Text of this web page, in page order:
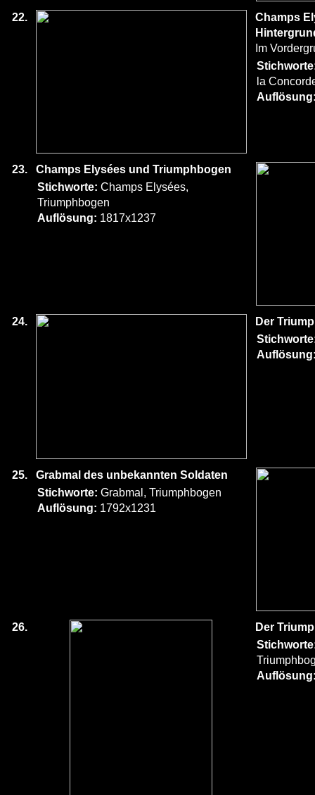
22.
Champs
Im
la
23.
Champs Elysées und Triumphbogen
Stichworte:Champs Elysées,
Triumphbogen
Auflösung: 1817x1237
24.
Der
25.
Grabmal des unbekannten Soldaten
Stichworte:Grabmal, Triumphbogen
Auflösung: 1792x1231
26.
Der